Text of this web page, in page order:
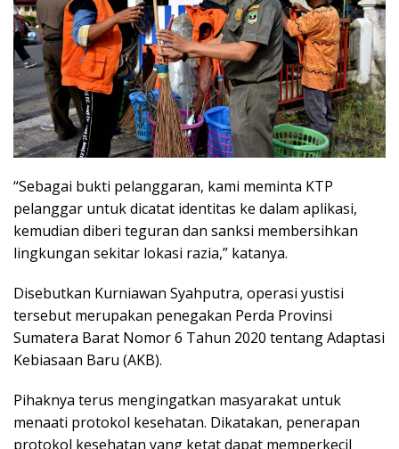
“Sebagai bukti pelanggaran, kami meminta KTP
pelanggar untuk dicatat identitas ke dalam aplikasi,
kemudian diberi teguran dan sanksi membersihkan
lingkungan sekitar lokasi razia,” katanya.
Disebutkan Kurniawan Syahputra, operasi yustisi
tersebut merupakan penegakan Perda Provinsi
Sumatera Barat Nomor 6 Tahun 2020 tentang Adaptasi
Kebiasaan Baru (AKB).
Pihaknya terus mengingatkan masyarakat untuk
menaati protokol kesehatan. Dikatakan, penerapan
protokol kesehatan yang ketat dapat memperkecil